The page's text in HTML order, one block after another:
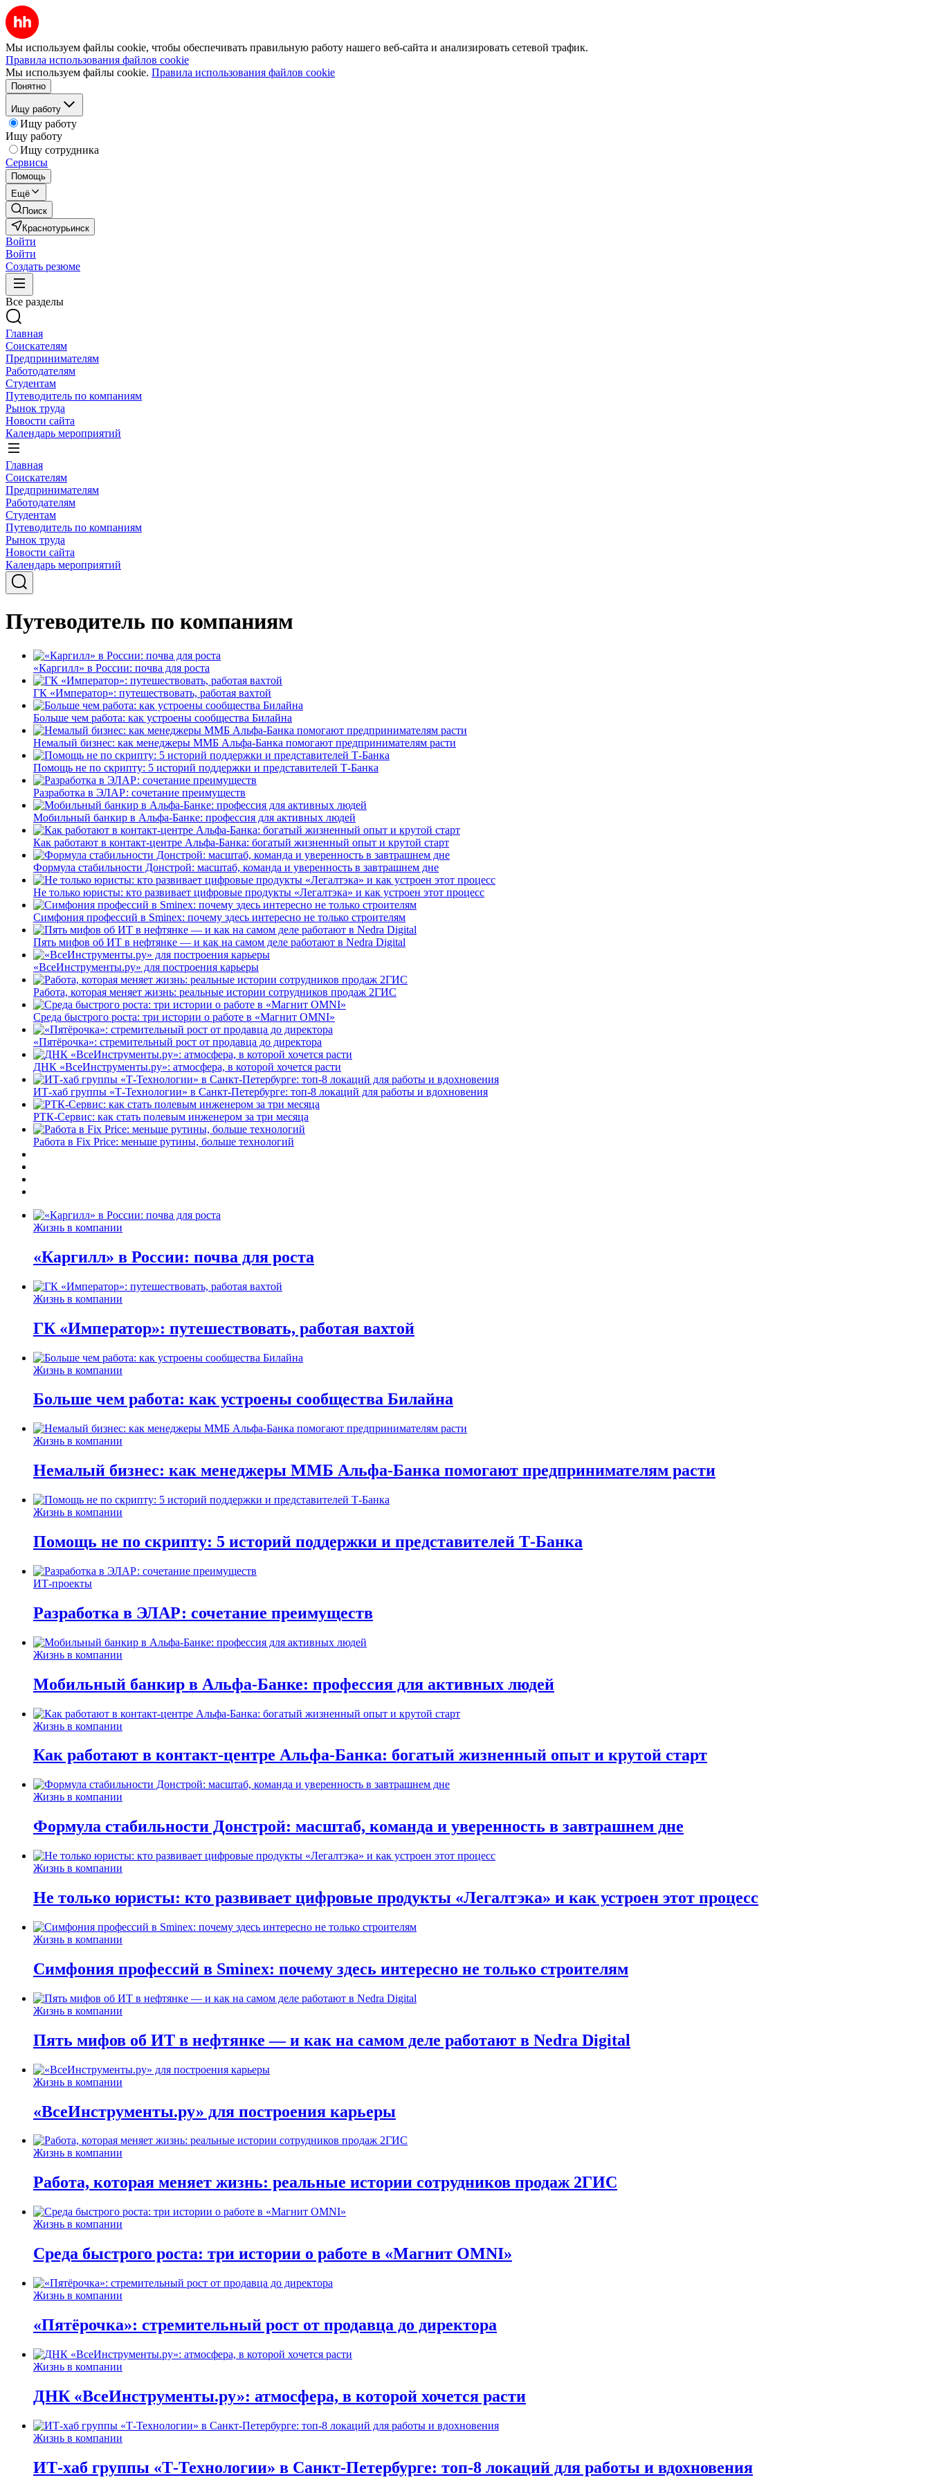
Мы используем файлы cookie, чтобы обеспечивать правильную работу нашего веб-сайта и анализировать сетевой трафик.
Правила использования файлов cookie
Мы используем файлы cookie. Правила использования файлов cookie
Понятно
Ищу работу
Ищу работу
Ищу работу
Ищу сотрудника
Сервисы
Помощь
Ещё
Поиск
Краснотурьинск
Войти
Войти
Создать резюме
Все разделы
Главная
Соискателям
Предпринимателям
Работодателям
Студентам
Путеводитель по компаниям
Рынок труда
Новости сайта
Календарь мероприятий
Главная
Соискателям
Предпринимателям
Работодателям
Студентам
Путеводитель по компаниям
Рынок труда
Новости сайта
Календарь мероприятий
Путеводитель по компаниям
«Каргилл» в России: почва для роста
ГК «Император»: путешествовать, работая вахтой
Больше чем работа: как устроены сообщества Билайна
Немалый бизнес: как менеджеры ММБ Альфа-Банка помогают предпринимателям расти
Помощь не по скрипту: 5 историй поддержки и представителей Т-Банка
Разработка в ЭЛАР: сочетание преимуществ
Мобильный банкир в Альфа-Банке: профессия для активных людей
Как работают в контакт-центре Альфа-Банка: богатый жизненный опыт и крутой старт
Формула стабильности Донстрой: масштаб, команда и уверенность в завтрашнем дне
Не только юристы: кто развивает цифровые продукты «Легалтэка» и как устроен этот процесс
Симфония профессий в Sminex: почему здесь интересно не только строителям
Пять мифов об ИТ в нефтянке — и как на самом деле работают в Nedra Digital
«ВсеИнструменты.ру» для построения карьеры
Работа, которая меняет жизнь: реальные истории сотрудников продаж 2ГИС
Среда быстрого роста: три истории о работе в «Магнит OMNI»
«Пятёрочка»: стремительный рост от продавца до директора
ДНК «ВсеИнструменты.ру»: атмосфера, в которой хочется расти
ИТ-хаб группы «Т-Технологии» в Санкт-Петербурге: топ-8 локаций для работы и вдохновения
РТК-Сервис: как стать полевым инженером за три месяца
Работа в Fix Price: меньше рутины, больше технологий
Жизнь в компании
«Каргилл» в России: почва для роста
Жизнь в компании
ГК «Император»: путешествовать, работая вахтой
Жизнь в компании
Больше чем работа: как устроены сообщества Билайна
Жизнь в компании
Немалый бизнес: как менеджеры ММБ Альфа-Банка помогают предпринимателям расти
Жизнь в компании
Помощь не по скрипту: 5 историй поддержки и представителей Т-Банка
ИТ-проекты
Разработка в ЭЛАР: сочетание преимуществ
Жизнь в компании
Мобильный банкир в Альфа-Банке: профессия для активных людей
Жизнь в компании
Как работают в контакт-центре Альфа-Банка: богатый жизненный опыт и крутой старт
Жизнь в компании
Формула стабильности Донстрой: масштаб, команда и уверенность в завтрашнем дне
Жизнь в компании
Не только юристы: кто развивает цифровые продукты «Легалтэка» и как устроен этот процесс
Жизнь в компании
Симфония профессий в Sminex: почему здесь интересно не только строителям
Жизнь в компании
Пять мифов об ИТ в нефтянке — и как на самом деле работают в Nedra Digital
Жизнь в компании
«ВсеИнструменты.ру» для построения карьеры
Жизнь в компании
Работа, которая меняет жизнь: реальные истории сотрудников продаж 2ГИС
Жизнь в компании
Среда быстрого роста: три истории о работе в «Магнит OMNI»
Жизнь в компании
«Пятёрочка»: стремительный рост от продавца до директора
Жизнь в компании
ДНК «ВсеИнструменты.ру»: атмосфера, в которой хочется расти
Жизнь в компании
ИТ-хаб группы «Т-Технологии» в Санкт-Петербурге: топ-8 локаций для работы и вдохновения